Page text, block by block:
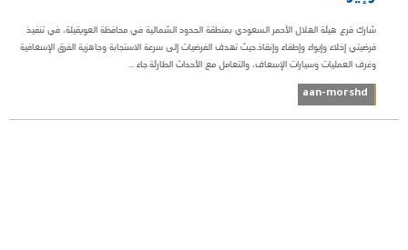
شارك فرع هيئة الهلال الأحمر السعودي بمنطقة الحدود الشمالية في محافظة العويقيلة، في تنفيذ
فرضيتي إخلاء وإيواء وإطفاء وإنقاذ.حيث تهدف الفرضيات إلى سرعة الاستجابة وجاهزية الفرق الإسعافية
وغرف العمليات وسيارات الإسعاف، والتعامل مع الأحداث الطارئة.جاء ...
aan-morshd